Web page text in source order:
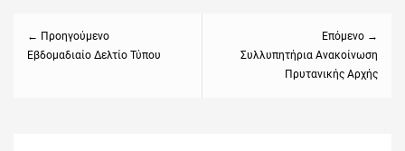
← Προηγούμενο
Previous
Εβδομαδιαίο Δελτίο Τύπου
Επόμενο →
NextΣυλλυπητήρια Ανακοίνωση
Πρυτανικής Αρχής